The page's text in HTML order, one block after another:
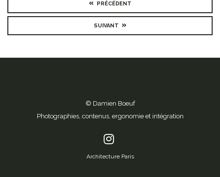
PRÉCÉDENT
SUIVANT
© Damien Boeuf
Photographies, contenus, ergonomie et intégration
Architecture Paris